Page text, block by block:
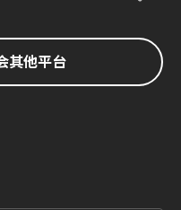
其他平台